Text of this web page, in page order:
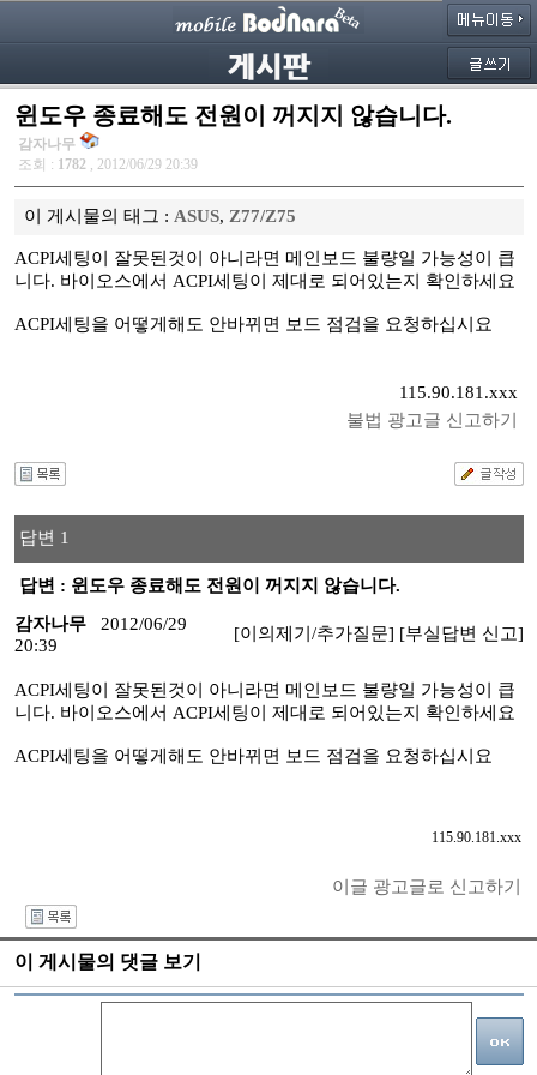
윈도우 종료해도 전원이 꺼지지 않습니다.
감자나무
조회 : 1782 , 2012/06/29 20:39
이 게시물의 태그 : ASUS, Z77/Z75
ACPI세팅이 잘못된것이 아니라면 메인보드 불량일 가능성이 큽
니다. 바이오스에서 ACPI세팅이 제대로 되어있는지 확인하세요
ACPI세팅을 어떻게해도 안바뀌면 보드 점검을 요청하십시요
115.90.181.xxx
불법 광고글 신고하기
답변 1
답변 : 윈도우 종료해도 전원이 꺼지지 않습니다.
감자나무
2012/06/29
20:39
[이의제기/추가질문] [부실답변 신고]
ACPI세팅이 잘못된것이 아니라면 메인보드 불량일 가능성이 큽
니다. 바이오스에서 ACPI세팅이 제대로 되어있는지 확인하세요
ACPI세팅을 어떻게해도 안바뀌면 보드 점검을 요청하십시요
115.90.181.xxx
이글 광고글로 신고하기
이 게시물의 댓글 보기